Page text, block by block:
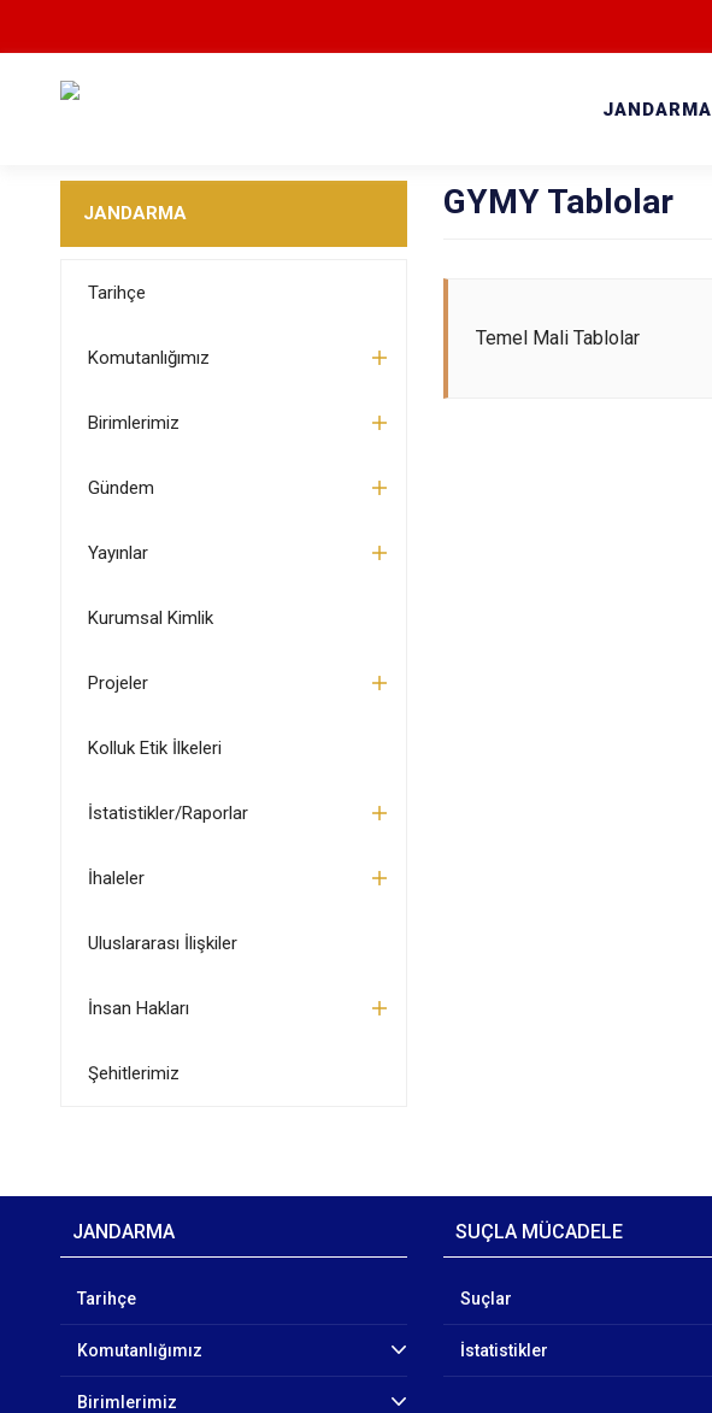
JANDARMA
JANDARMA
Tarihçe
Komutanlığımız
Birimlerimiz
Gündem
Yayınlar
Kurumsal Kimlik
Projeler
Kolluk Etik İlkeleri
İstatistikler/Raporlar
İhaleler
Uluslararası İlişkiler
İnsan Hakları
Şehitlerimiz
GYMY Tablolar
Temel Mali Tablolar
JANDARMA
Tarihçe
Komutanlığımız
Birimlerimiz
SUÇLA MÜCADELE
Suçlar
İstatistikler